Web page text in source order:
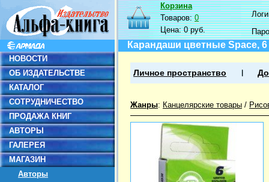
НОВОСТИ
ОБ ИЗДАТЕЛЬСТВЕ
КАТАЛОГ
СОТРУДНИЧЕСТВО
ПРОДАЖА КНИГ
АВТОРЫ
ГАЛЕРЕЯ
МАГАЗИН
Авторы
Корзина
Товаров:0
Цена:0 руб.
Карандаши цветные Space, 6
Личное пространство
Жанры: Канцелярские товары /